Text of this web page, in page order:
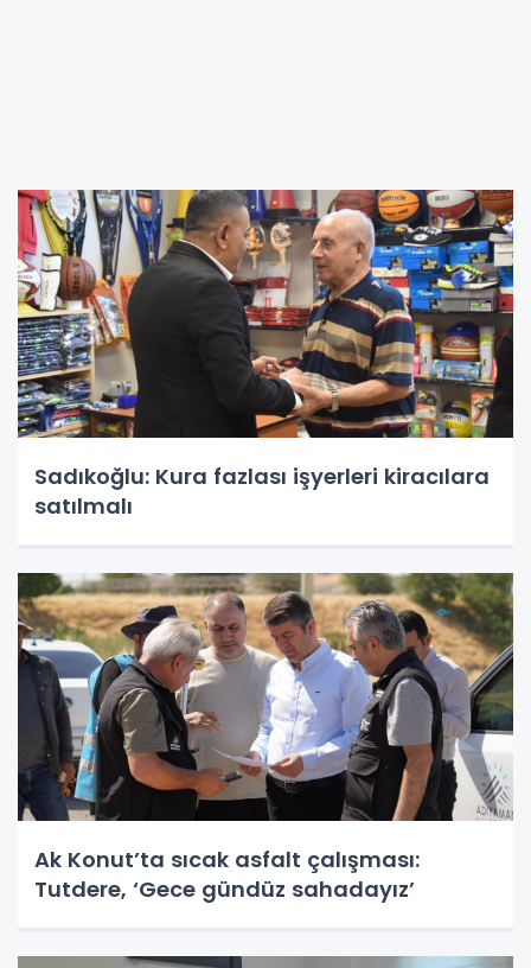
Sadıkoğlu: Kura fazlası işyerleri kiracılara
satılmalı
Ak Konut’ta sıcak asfalt çalışması:
Tutdere, ‘Gece gündüz sahadayız’